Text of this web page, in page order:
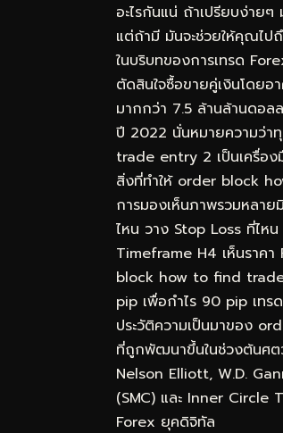
อะไรกันแน่ ถ้าเปรียบง่าย
แต่ถ้ามี มันจะช่วยให้คุณไป
ในบริบทของการเทรด
ตัดสินใจซื้อขายคู่เงินโดย
มากกว่า 7.5 ล้านล้านดอ
ปี 2022 นั่นหมายความว่า
trade entry 2 เป็นเครื่อง
สิ่งที่ทำให้ order block
การมองเห็นภาพรวมหลาย
ไหน วาง Stop Loss ที่ไห
Timeframe H4 เห็นราค
block how to find trade
pip เพื่อกำไร 90 pip เท
ประวัติความเป็นมาของ
ที่ถูกพัฒนาขึ้นในช่วงต้นศต
Nelson Elliott, W.D.
(SMC) และ Inner Circle
Forex ยุคดิจิทัล